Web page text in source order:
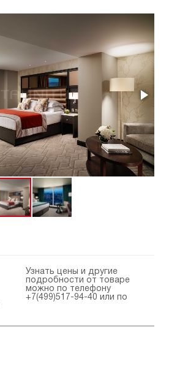
Узнать цены и другие
подробности от товаре
можно по телефону
+7(499)517-94-40 или по